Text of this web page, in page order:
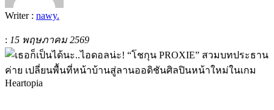
Writer : nawy.
: 15 พฤษภาคม 2569